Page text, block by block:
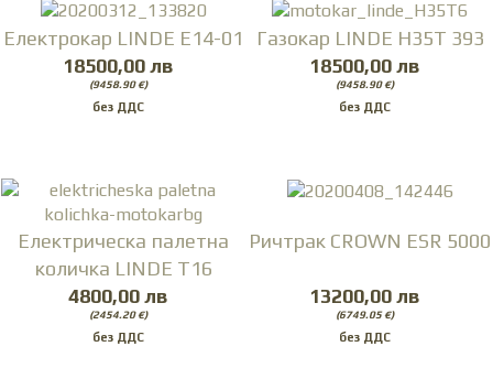
Електрокар LINDE E14-01
18500,00 лв
(9458.90 €)
Газокар LINDE H35T 393
18500,00 лв
(9458.90 €)
Електрическа палетна
количка LINDE T16
4800,00 лв
(2454.20 €)
Ричтрак CROWN ESR 5000
13200,00 лв
(6749.05 €)